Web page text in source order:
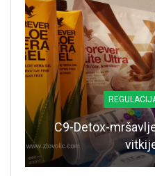
C9-Detox-